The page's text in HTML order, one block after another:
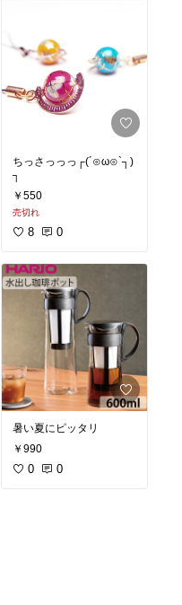
ちっさっっっ┌(´⊙ω⊙`┐)
┐
￥550
売切れ
8 0
暑い夏にピッタリ
￥990
0 0